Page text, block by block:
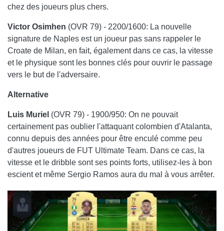
chez des joueurs plus chers.
Victor Osimhen (OVR 79) - 2200/1600: La nouvelle
signature de Naples est un joueur pas sans rappeler le
Croate de Milan, en fait, également dans ce cas, la vitesse
et le physique sont les bonnes clés pour ouvrir le passage
vers le but de l'adversaire.
Alternative
Luis Muriel (OVR 79) - 1900/950: On ne pouvait
certainement pas oublier l'attaquant colombien d'Atalanta,
connu depuis des années pour être enculé comme peu
d'autres joueurs de FUT Ultimate Team. Dans ce cas, la
vitesse et le dribble sont ses points forts, utilisez-les à bon
escient et même Sergio Ramos aura du mal à vous arrêter.